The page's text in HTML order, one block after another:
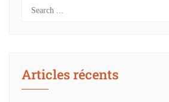
Articles récents